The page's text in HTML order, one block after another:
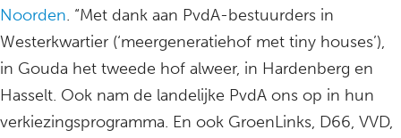
Noorden. “Met dank aan PvdA-bestuurders in
Westerkwartier (‘meergeneratiehof met tiny houses’),
in Gouda het tweede hof alweer, in Hardenberg en
Hasselt. Ook nam de landelijke PvdA ons op in hun
verkiezingsprogramma. En ook GroenLinks, D66, VVD,